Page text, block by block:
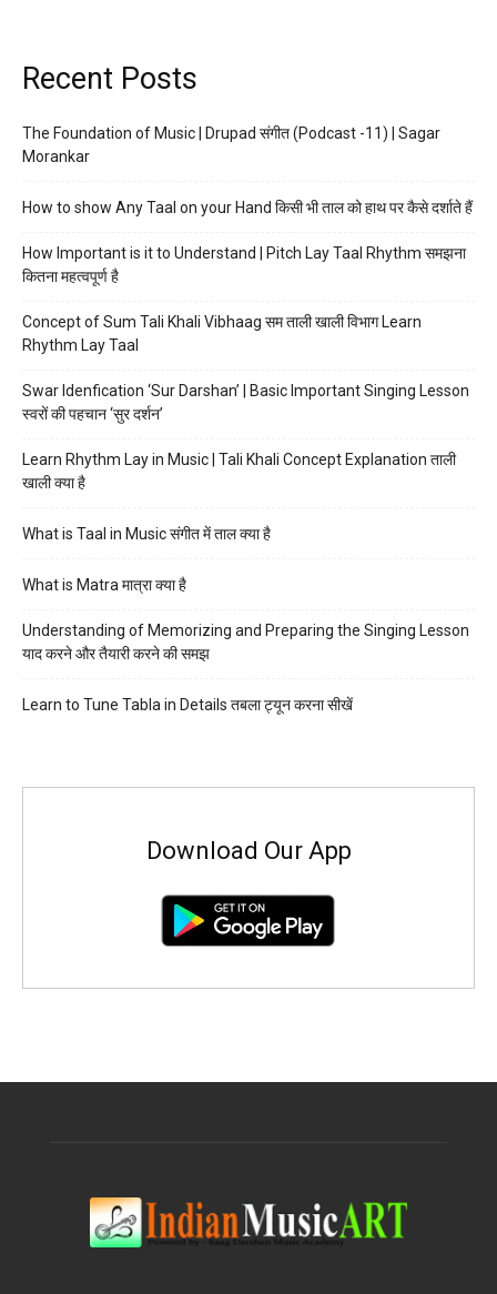
Recent Posts
The Foundation of Music | Drupad संगीत (Podcast -11) | Sagar
Morankar
How to show Any Taal on your Hand किसी भी ताल को हाथ पर कैसे दर्शाते हैं
How Important is it to Understand | Pitch Lay Taal Rhythm समझना
कितना महत्वपूर्ण है
Concept of Sum Tali Khali Vibhaag सम ताली खाली विभाग Learn
Rhythm Lay Taal
Swar Idenfication ‘Sur Darshan’ | Basic Important Singing Lesson
स्वरों की पहचान ‘सुर दर्शन’
Learn Rhythm Lay in Music | Tali Khali Concept Explanation ताली
खाली क्या है
What is Taal in Music संगीत में ताल क्या है
What is Matra मात्रा क्या है
Understanding of Memorizing and Preparing the Singing Lesson
याद करने और तैयारी करने की समझ
Learn to Tune Tabla in Details तबला ट्यून करना सीखें
Download Our App